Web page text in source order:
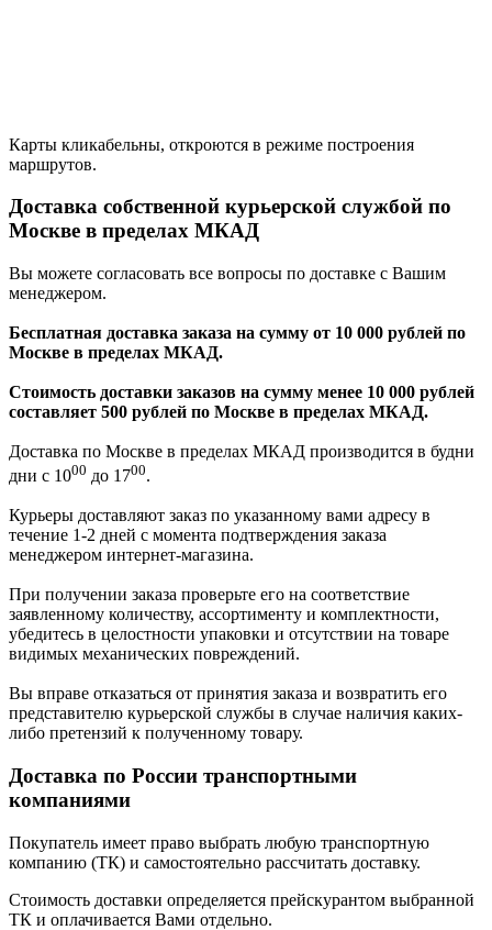
Карты кликабельны, откроются в режиме построения
маршрутов.
Доставка собственной курьерской службой по
Москве в пределах МКАД
Вы можете согласовать все вопросы по доставке с Вашим
менеджером.
Бесплатная доставка заказа на сумму от 10 000 рублей по
Москве в пределах МКАД.
Стоимость доставки заказов на сумму менее 10 000 рублей
составляет 500 рублей по Москве в пределах МКАД.
Доставка по Москве в пределах МКАД производится в будни
дни с 1000 до 1700.
Курьеры доставляют заказ по указанному вами адресу в
течение 1-2 дней с момента подтверждения заказа
менеджером интернет-магазина.
При получении заказа проверьте его на соответствие
заявленному количеству, ассортименту и комплектности,
убедитесь в целостности упаковки и отсутствии на товаре
видимых механических повреждений.
Вы вправе отказаться от принятия заказа и возвратить его
представителю курьерской службы в случае наличия каких-
либо претензий к полученному товару.
Доставка по России транспортными
компаниями
Покупатель имеет право выбрать любую транспортную
компанию (ТК) и самостоятельно рассчитать доставку.
Стоимость доставки определяется прейскурантом выбранной
ТК и оплачивается Вами отдельно.